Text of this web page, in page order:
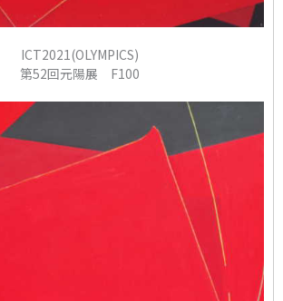
ICT2021(OLYMPICS)
第52回元陽展 F100